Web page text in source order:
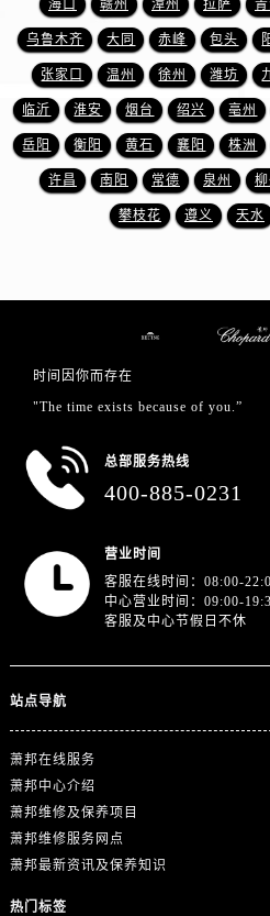
海口 赣州 漳州 拉萨
乌鲁木齐 大同 赤峰 包头
张家口 温州 徐州 潍坊
临沂 淮安 烟台 绍兴 亳州
岳阳 衡阳 黄石 襄阳 株洲
许昌 南阳 常德 泉州 柳
攀枝花 遵义 天水
时间因你而存在
"The time exists because of you.”
总部服务热线
400-885-0231
营业时间
客服在线时间：08:00-
中心营业时间：09:00-
客服及中心节假日不休
站点导航
萧邦在线服务
萧邦中心介绍
萧邦维修及保养项目
萧邦维修服务网点
萧邦最新资讯及保养知识
热门标签